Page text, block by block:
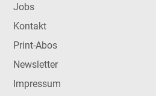
Jobs
Kontakt
Print-Abos
Newsletter
Impressum